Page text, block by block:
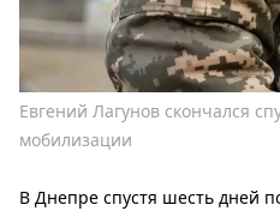
Евгений Лагунов скончался
мобилизации
В Днепре спустя шесть дней